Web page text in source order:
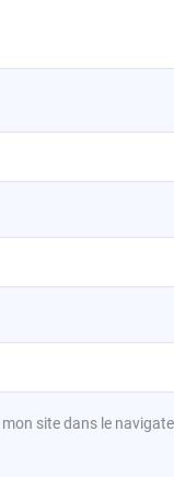
site dans le